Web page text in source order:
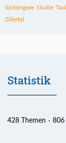
Spitzingsee Studie
Zillertal
Statistik
428 Themen 806